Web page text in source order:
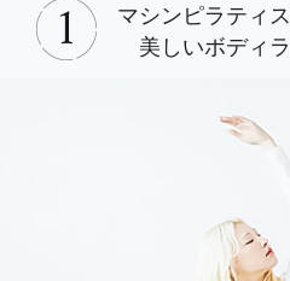
マシンピラティ
美しいボディ